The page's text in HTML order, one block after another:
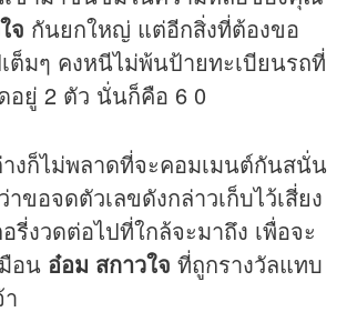
จ กันยกใหญ่ แต่อีกสิ่งที่ต้องขอ
ต็มๆ คงหนีไม่พ้นป้ายทะเบียนรถที่
อยู่ 2 ตัว นั่นก็คือ 6 0
งก็ไม่พลาดที่จะคอมเมนต์กันสนั่น
ขอจดตัวเลขดังกล่าวเก็บไว้เสี่ยง
รี่งวดต่อไปที่ใกล้จะมาถึง เพื่อจะ
อน อ๋อม สกาวใจ ที่ถูกรางวัลแทบ